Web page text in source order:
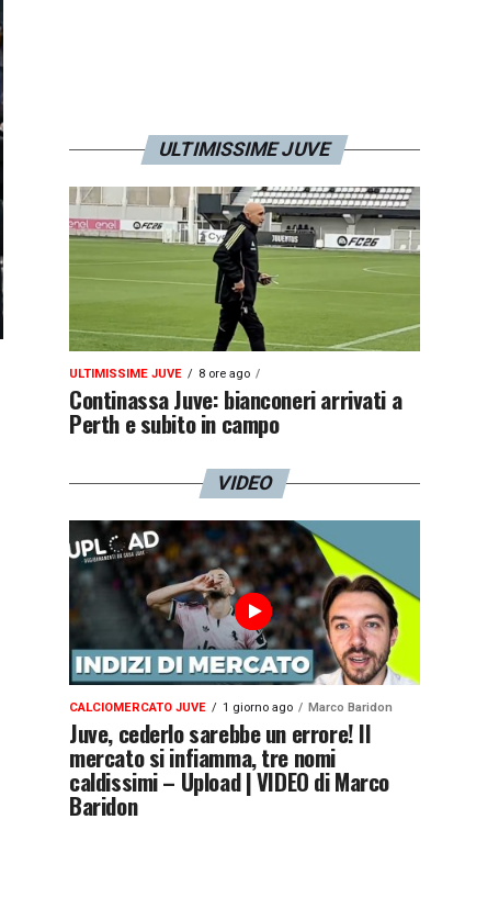
ULTIMISSIME JUVE
ULTIMISSIME JUVE 8 ore ago
Continassa Juve: bianconeri arrivati a
Perth e subito in campo
VIDEO
CALCIOMERCATO JUVE 1 giorno ago Marco Baridon
Juve, cederlo sarebbe un errore! Il
mercato si infiamma, tre nomi
caldissimi – Upload | VIDEO di Marco
Baridon